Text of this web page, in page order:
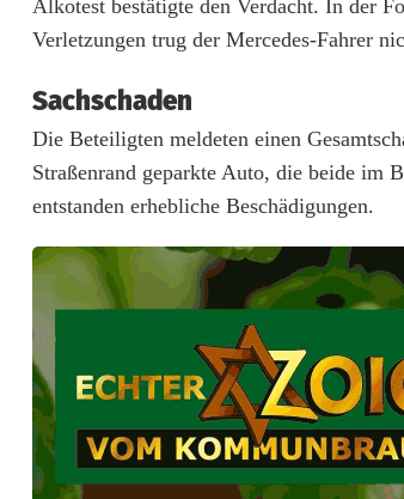
r
f
l
i
h
n
a
c
Alkotest bestätigte den Verdacht. In der
Verletzungen trug der Mercedes-Fahrer
Sachschaden
Die Beteiligten meldeten einen
Straßenrand geparkte Auto, die beide im
entstanden erhebliche Beschädigungen.